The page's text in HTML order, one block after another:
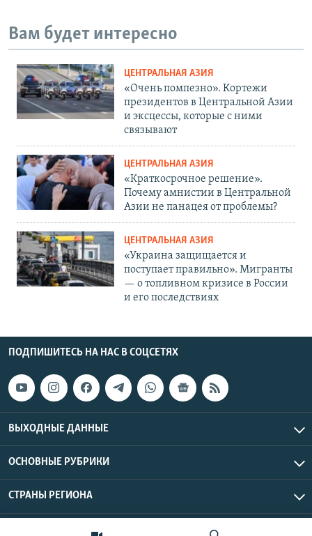
Вам будет интересно
ЦЕНТРАЛЬНАЯ АЗИЯ
«Очень помпезно». Кортежи
президентов в Центральной Азии
и эксцессы, которые с ними
связывают
ЦЕНТРАЛЬНАЯ АЗИЯ
«Краткосрочное решение».
Почему амнистии в Центральной
Азии не панацея от проблемы?
ЦЕНТРАЛЬНАЯ АЗИЯ
«Украина защищается и
поступает правильно». Мигранты
— о топливном кризисе в России
и его последствиях
ПОДПИШИТЕСЬ НА НАС В СОЦСЕТЯХ
ВЫХОДНЫЕ ДАННЫЕ
ОСНОВНЫЕ РУБРИКИ
СТРАНЫ РЕГИОНА
Азаттык Азия © 2026 RFE/RL, Inc. | Все права защищены.